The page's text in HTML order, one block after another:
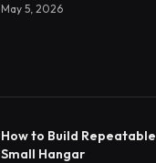
May 5, 2026
How to Build
Small Hangar